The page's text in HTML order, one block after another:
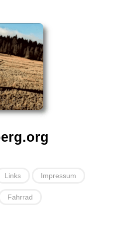
Links Impressum
Fahrrad